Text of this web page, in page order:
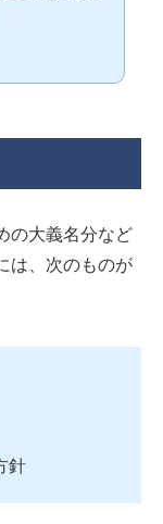
の大義名分など
は、次のものが
針